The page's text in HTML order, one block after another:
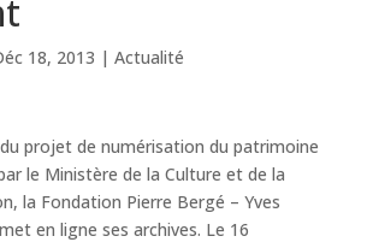
18, 2013 | Actualité
projet de numérisation du patrimoine
le Ministère de la Culture et de la
la Fondation Pierre Bergé – Yves
en ligne ses archives. Le 16